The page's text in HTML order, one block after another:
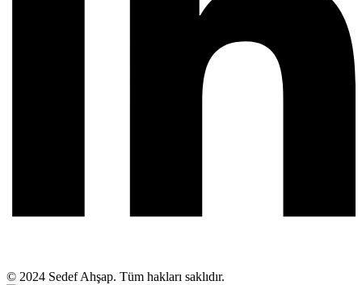
© 2024 Sedef Ahşap. Tüm hakları saklıdır.